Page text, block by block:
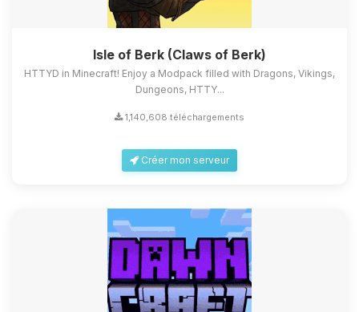
Isle of Berk (Claws of Berk)
HTTYD in Minecraft! Enjoy a Modpack filled with Dragons, Vikings,
Dungeons, HTTY...
1,140,608 téléchargements
Créer mon serveur